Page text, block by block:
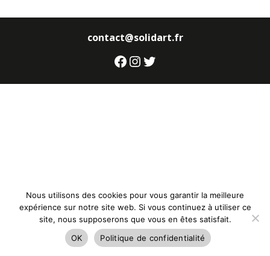
contact@solidart.fr
Facebook
Instagram
Twitter
Nous utilisons des cookies pour vous garantir la meilleure
expérience sur notre site web. Si vous continuez à utiliser ce
site, nous supposerons que vous en êtes satisfait.
OK
Politique de confidentialité